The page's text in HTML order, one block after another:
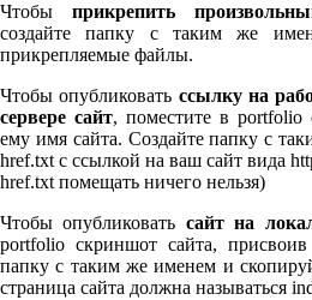
Чтобыприкрепить
создайте папку с таким же
прикрепляемые файлы.
Чтобы опубликовать ссылку на
сервере сайт, поместите в port­fo­lio
ему имя сайта. Создайте папку с
href.txt с ссылкой на ваш сайт вида
href.txt помещать ничего нельзя)
Чтобы опубликовать сайт на
port­fo­lio скриншот сайта,
папку с таким же именем и
страница сайта должна называться